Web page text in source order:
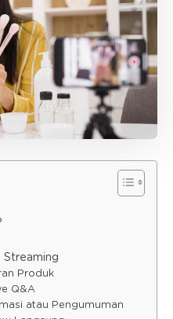
Streaming
Produk
Q&A
atau Pengumuman